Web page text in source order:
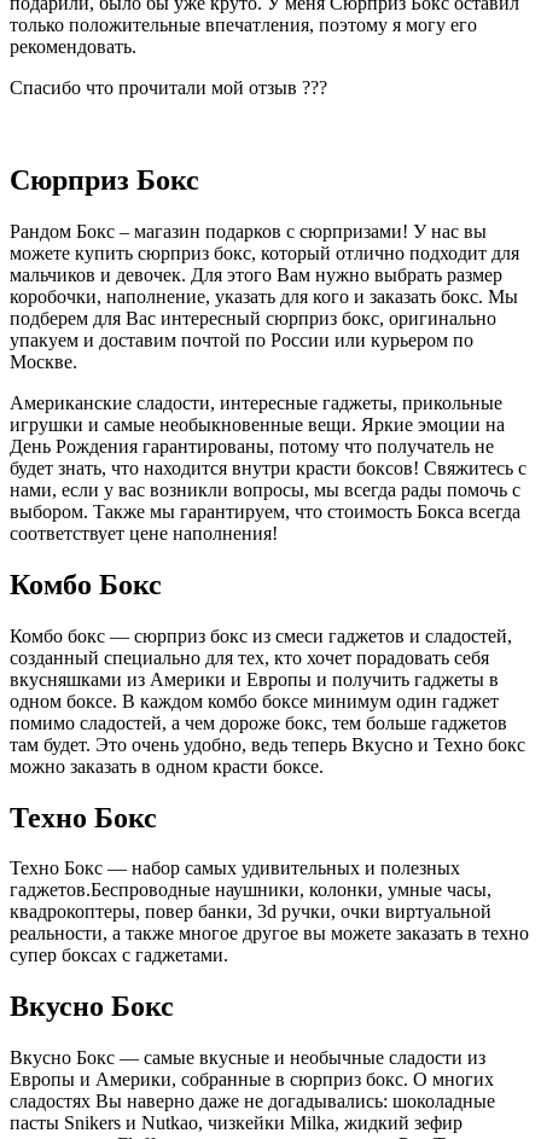
только положительные впечатления, поэтому я могу его
рекомендовать.
Спасибо что прочитали мой отзыв ???
Сюрприз Бокс
Рандом Бокс – магазин подарков с сюрпризами! У нас вы
можете купить сюрприз бокс, который отлично подходит для
мальчиков и девочек. Для этого Вам нужно выбрать размер
коробочки, наполнение, указать для кого и заказать бокс. Мы
подберем для Вас интересный сюрприз бокс, оригинально
упакуем и доставим почтой по России или курьером по
Москве.
Американские сладости, интересные гаджеты, прикольные
игрушки и самые необыкновенные вещи. Яркие эмоции на
День Рождения гарантированы, потому что получатель не
будет знать, что находится внутри красти боксов! Свяжитесь с
нами, если у вас возникли вопросы, мы всегда рады помочь с
выбором. Также мы гарантируем, что стоимость Бокса всегда
соответствует цене наполнения!
Комбо Бокс
Комбо бокс — сюрприз бокс из смеси гаджетов и сладостей,
созданный специально для тех, кто хочет порадовать себя
вкусняшками из Америки и Европы и получить гаджеты в
одном боксе. В каждом комбо боксе минимум один гаджет
помимо сладостей, а чем дороже бокс, тем больше гаджетов
там будет. Это очень удобно, ведь теперь Вкусно и Техно бокс
можно заказать в одном красти боксе.
Техно Бокс
Техно Бокс — набор самых удивительных и полезных
гаджетов.Беспроводные наушники, колонки, умные часы,
квадрокоптеры, повер банки, 3d ручки, очки виртуальной
реальности, а также многое другое вы можете заказать в техно
супер боксах с гаджетами.
Вкусно Бокс
Вкусно Бокс — самые вкусные и необычные сладости из
Европы и Америки, собранные в сюрприз бокс. О многих
сладостях Вы наверно даже не догадывались: шоколадные
пасты Snikers и Nutkao, чизкейки Milka, жидкий зефир